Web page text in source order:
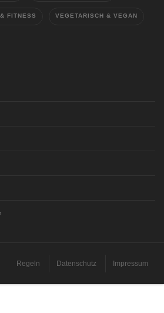
FITNESS VEGETARISCH & VEGAN
Regeln Datenschutz Impressum